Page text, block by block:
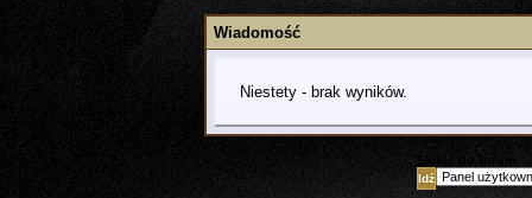
Wiadomość
Niestety - brak wyników.
Skocz do forum